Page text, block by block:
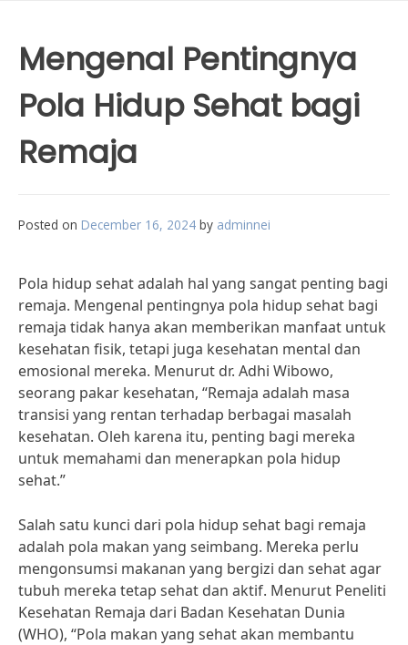
Mengenal Pentingnya
Pola Hidup Sehat bagi
Remaja
Posted on December 16, 2024 by adminnei
Pola hidup sehat adalah hal yang sangat penting bagi
remaja. Mengenal pentingnya pola hidup sehat bagi
remaja tidak hanya akan memberikan manfaat untuk
kesehatan fisik, tetapi juga kesehatan mental dan
emosional mereka. Menurut dr. Adhi Wibowo,
seorang pakar kesehatan, “Remaja adalah masa
transisi yang rentan terhadap berbagai masalah
kesehatan. Oleh karena itu, penting bagi mereka
untuk memahami dan menerapkan pola hidup
sehat.”
Salah satu kunci dari pola hidup sehat bagi remaja
adalah pola makan yang seimbang. Mereka perlu
mengonsumsi makanan yang bergizi dan sehat agar
tubuh mereka tetap sehat dan aktif. Menurut Peneliti
Kesehatan Remaja dari Badan Kesehatan Dunia
(WHO), “Pola makan yang sehat akan membantu